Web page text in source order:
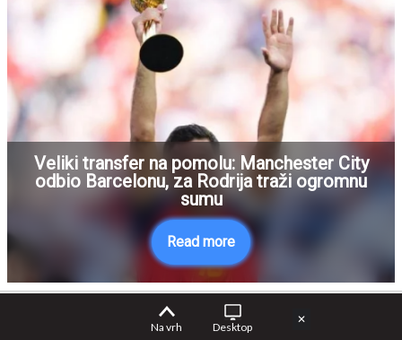
Veliki transfer na pomolu: Manchester City
odbio Barcelonu, za Rodrija traži ogromnu
sumu
Read more
Na vrh Desktop
✕